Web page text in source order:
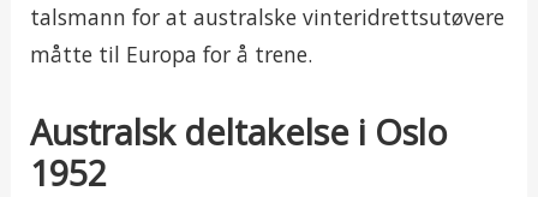
talsmann for at australske vinteridrettsutøvere
måtte til Europa for å trene.
Australsk deltakelse i Oslo
1952